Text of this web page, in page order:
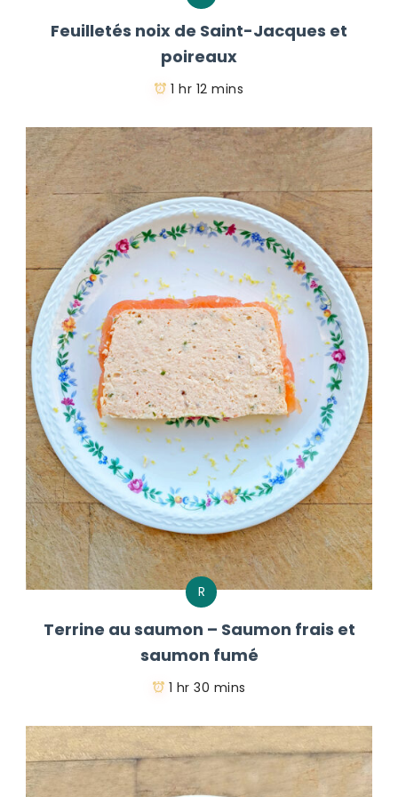
Feuilletés noix de Saint-Jacques et
poireaux
1 hr 12 mins
R
Terrine au saumon – Saumon frais et
saumon fumé
1 hr 30 mins